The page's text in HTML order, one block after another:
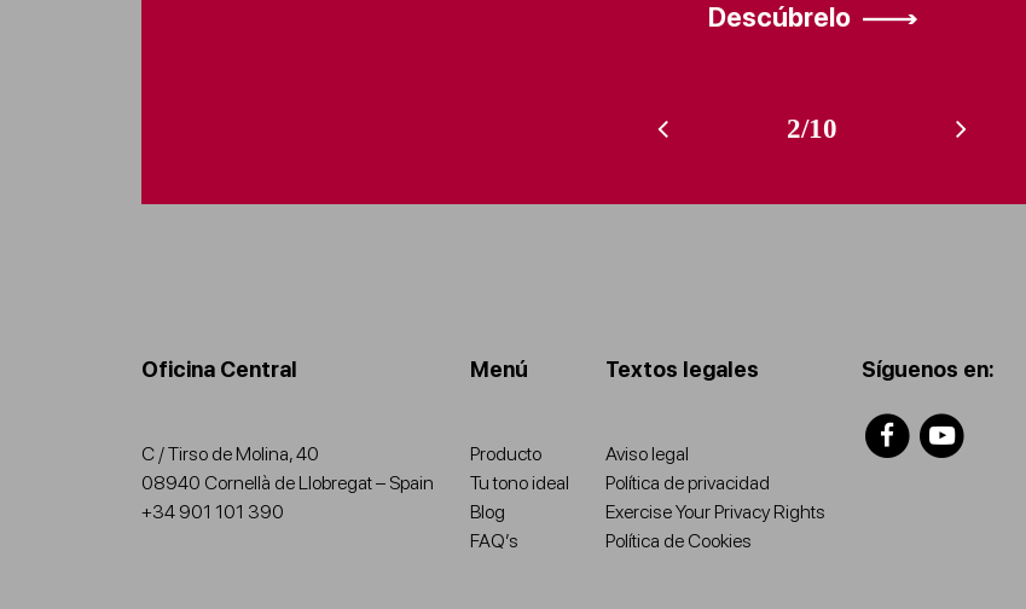
Descúbrelo
2/10
Oficina Central
C / Tirso de Molina, 40
08940 Cornellà de Llobregat – Spain
+34 901 101 390​
Menú
Producto
Tu tono ideal
Blog
FAQ’s
Textos legales
Aviso legal
Política de privacidad
Exercise Your Privacy Rights
Política de Cookies
Síguenos en: